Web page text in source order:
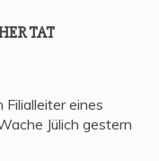
TAT
Filialleiter eines
Jülich gestern